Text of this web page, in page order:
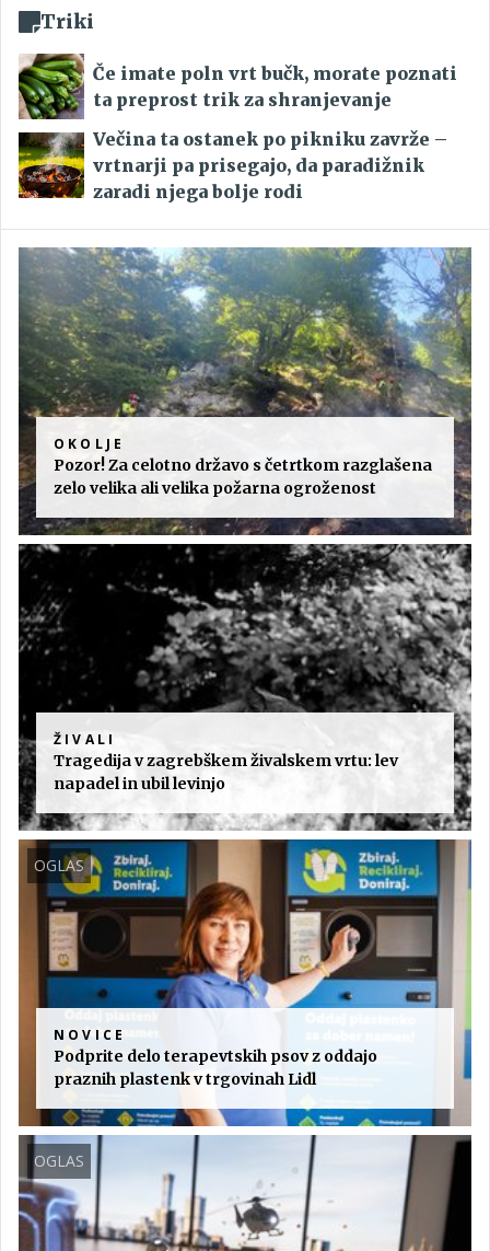
Triki
Če imate poln vrt bučk, morate poznati
ta preprost trik za shranjevanje
Večina ta ostanek po pikniku zavrže –
vrtnarji pa prisegajo, da paradižnik
zaradi njega bolje rodi
OKOLJE
Pozor! Za celotno državo s četrtkom razglašena
zelo velika ali velika požarna ogroženost
ŽIVALI
Tragedija v zagrebškem živalskem vrtu: lev
napadel in ubil levinjo
OGLAS
NOVICE
Podprite delo terapevtskih psov z oddajo
praznih plastenk v trgovinah Lidl
OGLAS